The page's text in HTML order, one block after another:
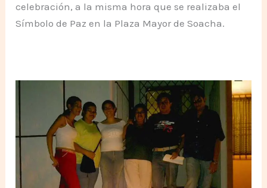
celebración, a la misma hora que se realizaba el
Símbolo de Paz en la Plaza Mayor de Soacha.